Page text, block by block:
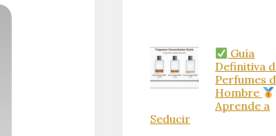
Guía
Definitiva
Perfumes
Hombre
Aprende a
Seducir